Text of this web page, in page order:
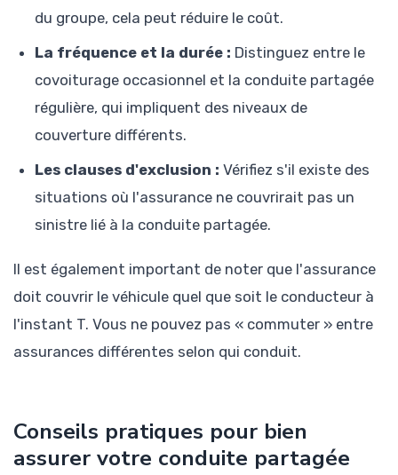
du groupe, cela peut réduire le coût.
La fréquence et la durée : Distinguez entre le
covoiturage occasionnel et la conduite partagée
régulière, qui impliquent des niveaux de
couverture différents.
Les clauses d'exclusion : Vérifiez s'il existe des
situations où l'assurance ne couvrirait pas un
sinistre lié à la conduite partagée.
Il est également important de noter que l'assurance
doit couvrir le véhicule quel que soit le conducteur à
l'instant T. Vous ne pouvez pas « commuter » entre
assurances différentes selon qui conduit.
Conseils pratiques pour bien
assurer votre conduite partagée